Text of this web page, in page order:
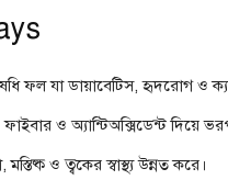
ফল যা ডায়াবেটিস, হৃদরোগ ও
ও অ্যান্টিঅক্সিডেন্ট দিয়ে
ও ত্বকের স্বাস্থ্য উন্নত করে।